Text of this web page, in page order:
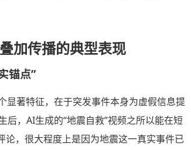
加传播的典型表现
锚点”
显著特征，在于突发事件本身为虚假信息提
后，AI生成的“地震自救”视频之所以能在短
论，很大程度上是因为地震这一真实事件已